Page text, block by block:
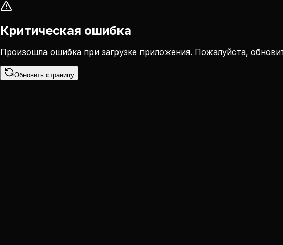
Критическая ошибка
Произошла ошибка при загрузке приложения. Пожалуйста,
Обновить страницу